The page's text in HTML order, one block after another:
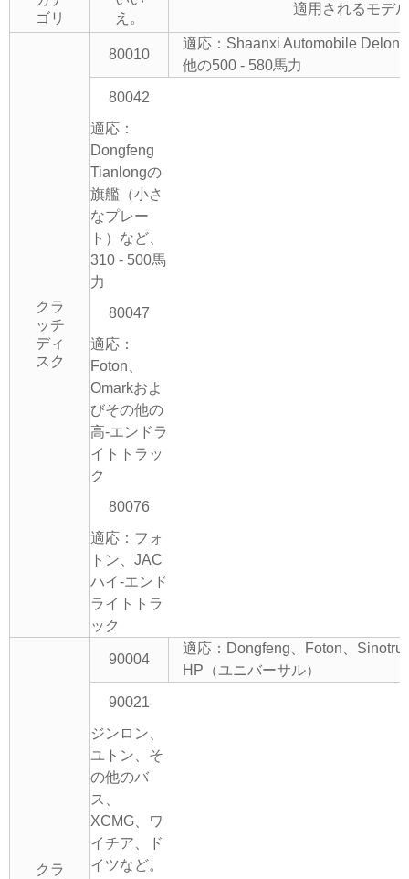
ゴリ
え。
適用されるモデル
クラ
ッチ
ディ
スク
80010
適応：Shaanxi Automobile
他の500 - 580馬力
80042
適応：
Dongfeng
Tianlongの
旗艦（小さ
なプレー
ト）など、
310 - 500馬
力
80047
適応：
Foton、
Omarkおよ
びその他の
高-エンドラ
イトトラッ
ク
80076
適応：フォ
トン、JAC
ハイ-エンド
ライトトラ
ック
クラ
90004
適応：Dongfeng、Foton、
HP（ユニバーサル）
90021
ジンロン、
ユトン、そ
の他のバ
ス、
XCMG、ワ
イチア、ド
イツなど。